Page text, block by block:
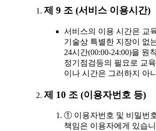
제 9 조 (서비스 이용시간)
서비스의 이용 시간은 교
기술상 특별한 지장이 없
24시간(00:00-24:00)을 원
정기점검등의 필요로 교
이나 시간은 그러하지 아
제 10 조 (이용자번호 등)
① 이용자번호 및 비밀번
책임은 이용자에게 있습